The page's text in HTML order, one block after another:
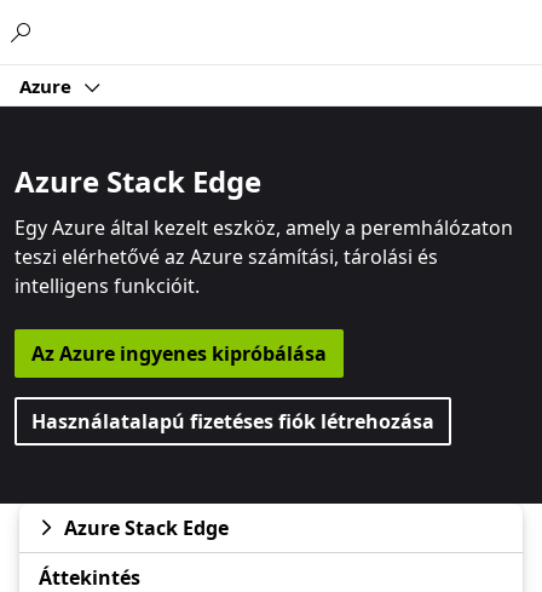
Azure
Azure Stack Edge
Egy Azure által kezelt eszköz, amely a peremhálózaton
teszi elérhetővé az Azure számítási, tárolási és
intelligens funkcióit.
Az Azure ingyenes kipróbálása
Használatalapú fizetéses fiók létrehozása
Azure Stack Edge
Áttekintés